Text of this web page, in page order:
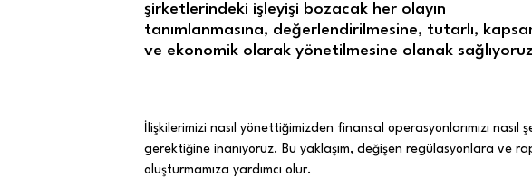
şirketlerindeki işleyişi bozacak her olayın
tanımlanmasına, değerlendirilmesine, tutarlı,
ve ekonomik olarak yönetilmesine olanak
İlişkilerimizi nasıl yönettiğimizden finansal operasyonlarımızı
gerektiğine inanıyoruz. Bu yaklaşım, değişen regülasyonlara ve
oluşturmamıza yardımcı olur.